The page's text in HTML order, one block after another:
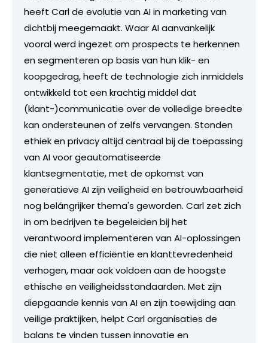
heeft Carl de evolutie van AI in marketing van
dichtbij meegemaakt. Waar AI aanvankelijk
vooral werd ingezet om prospects te herkennen
en segmenteren op basis van hun klik- en
koopgedrag, heeft de technologie zich inmiddels
ontwikkeld tot een krachtig middel dat
(klant-)communicatie over de volledige breedte
kan ondersteunen of zelfs vervangen. Stonden
ethiek en privacy altijd centraal bij de toepassing
van AI voor geautomatiseerde
klantsegmentatie, met de opkomst van
generatieve AI zijn veiligheid en betrouwbaarheid
nog belángrijker thema's geworden. Carl zet zich
in om bedrijven te begeleiden bij het
verantwoord implementeren van AI-oplossingen
die niet alleen efficiëntie en klanttevredenheid
verhogen, maar ook voldoen aan de hoogste
ethische en veiligheidsstandaarden. Met zijn
diepgaande kennis van AI en zijn toewijding aan
veilige praktijken, helpt Carl organisaties de
balans te vinden tussen innovatie en